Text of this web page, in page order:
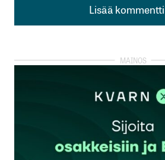
Lisää kommentti
Lisää kommentti
rekisteröityä